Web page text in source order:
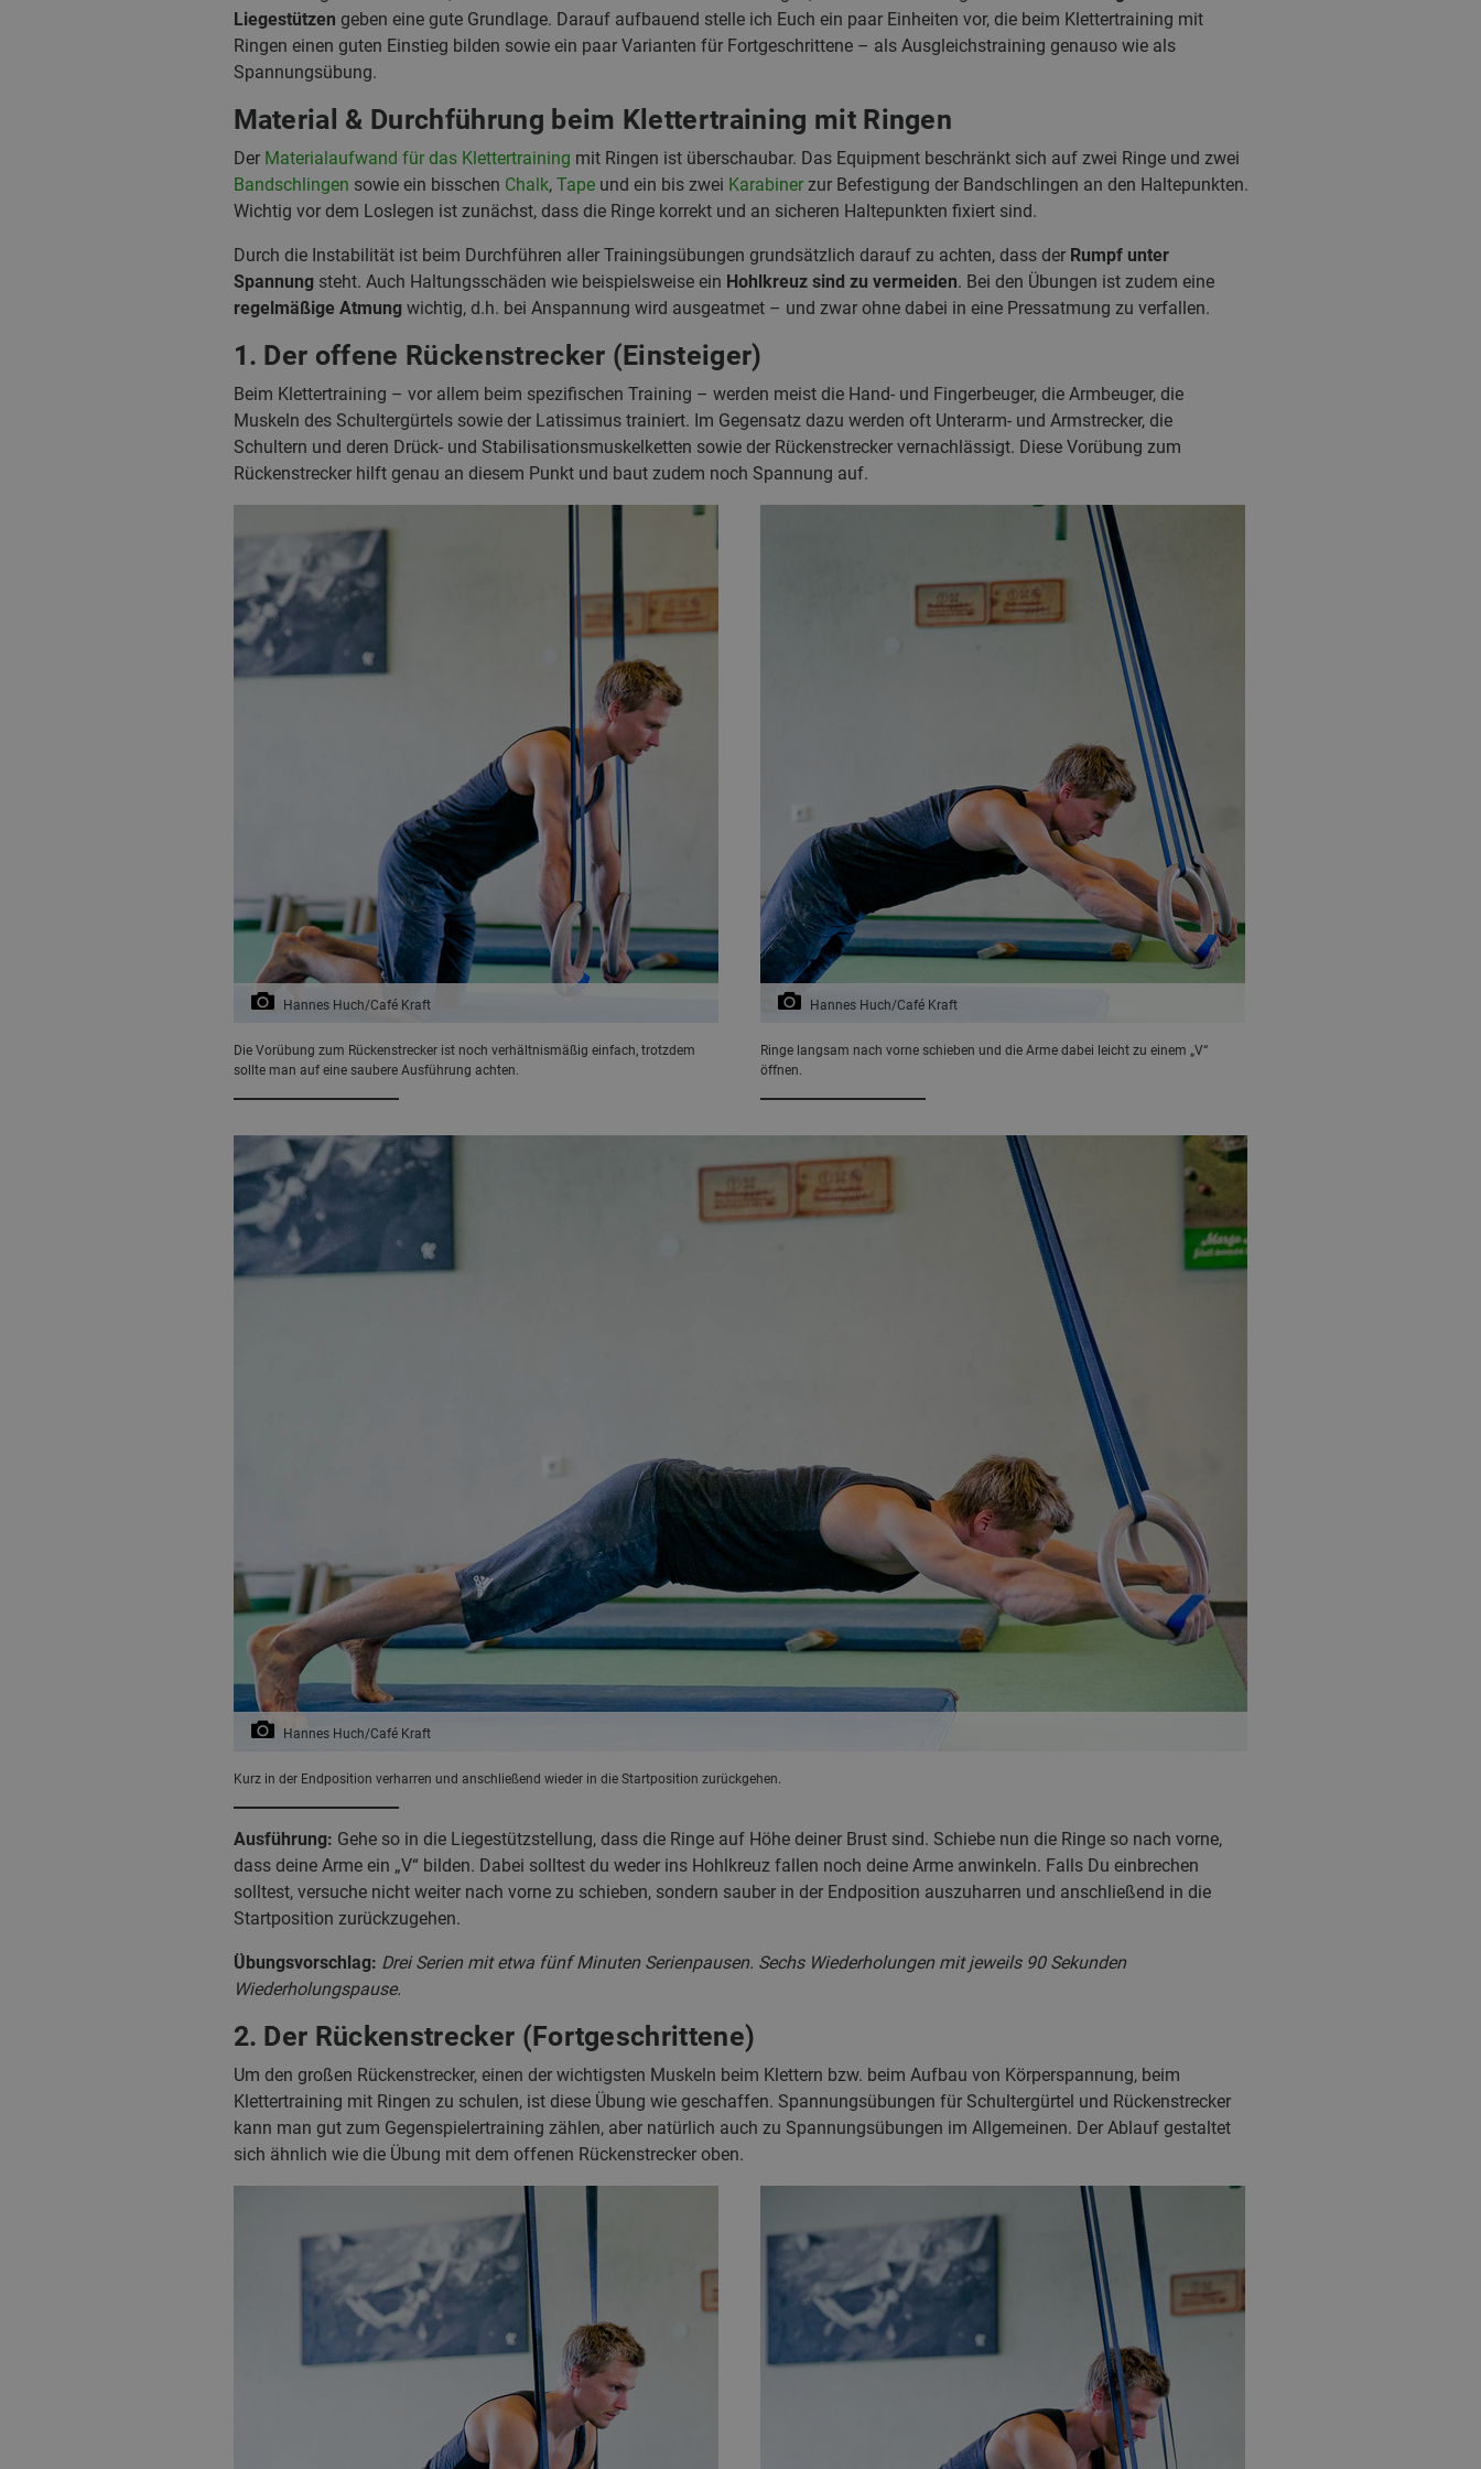
Liegestützen geben eine gute Grundlage. Darauf aufbauend stelle ich Euch ein paar Einheiten vor, die beim Klettertraining mit
Ringen einen guten Einstieg bilden sowie ein paar Varianten für Fortgeschrittene – als Ausgleichstraining genauso wie als
Spannungsübung.
Material & Durchführung beim Klettertraining mit Ringen
Der Materialaufwand für das Klettertraining mit Ringen ist überschaubar. Das Equipment beschränkt sich auf zwei Ringe und zwei
Bandschlingen sowie ein bisschen Chalk, Tapeund ein bis zwei Karabinerzur Befestigung der Bandschlingen an den Haltepunkten.
Wichtig vor dem Loslegen ist zunächst, dass die Ringe korrekt und an sicheren Haltepunkten fixiert sind.
Durch die Instabilität ist beim Durchführen aller Trainingsübungen grundsätzlich darauf zu achten, dass der Rumpf unter
Spannungsteht. Auch Haltungsschäden wie beispielsweise ein Hohlkreuz sind zu vermeiden. Bei den Übungen ist zudem eine
regelmäßige Atmungwichtig, d.h. bei Anspannung wird ausgeatmet – und zwar ohne dabei in eine Pressatmung zu verfallen.
1. Der offene Rückenstrecker (Einsteiger)
Beim Klettertraining – vor allem beim spezifischen Training – werden meist die Hand- und Fingerbeuger, die Armbeuger, die
Muskeln des Schultergürtels sowie der Latissimus trainiert. Im Gegensatz dazu werden oft Unterarm- und Armstrecker, die
Schultern und deren Drück- und Stabilisationsmuskelketten sowie der Rückenstrecker vernachlässigt. Diese Vorübung zum
Rückenstrecker hilft genau an diesem Punkt und baut zudem noch Spannung auf.
Hannes Huch/Café Kraft
Die Vorübung zum Rückenstrecker ist noch verhältnismäßig einfach, trotzdem
sollte man auf eine saubere Ausführung achten.
Hannes Huch/Café Kraft
Ringe langsam nach vorne schieben und die Arme dabei leicht zu einem „V“
öffnen.
Hannes Huch/Café Kraft
Kurz in der Endposition verharren und anschließend wieder in die Startposition zurückgehen.
Ausführung: Gehe so in die Liegestützstellung, dass die Ringe auf Höhe deiner Brust sind. Schiebe nun die Ringe so nach vorne,
dass deine Arme ein „V“ bilden. Dabei solltest du weder ins Hohlkreuz fallen noch deine Arme anwinkeln. Falls Du einbrechen
solltest, versuche nicht weiter nach vorne zu schieben, sondern sauber in der Endposition auszuharren und anschließend in die
Startposition zurückzugehen.
Übungsvorschlag: Drei Serien mit etwa fünf Minuten Serienpausen. Sechs Wiederholungen mit jeweils 90 Sekunden
Wiederholungspause.
2. Der Rückenstrecker (Fortgeschrittene)
Um den großen Rückenstrecker, einen der wichtigsten Muskeln beim Klettern bzw. beim Aufbau von Körperspannung, beim
Klettertraining mit Ringen zu schulen, ist diese Übung wie geschaffen. Spannungsübungen für Schultergürtel und Rückenstrecker
kann man gut zum Gegenspielertraining zählen, aber natürlich auch zu Spannungsübungen im Allgemeinen. Der Ablauf gestaltet
sich ähnlich wie die Übung mit dem offenen Rückenstrecker oben.